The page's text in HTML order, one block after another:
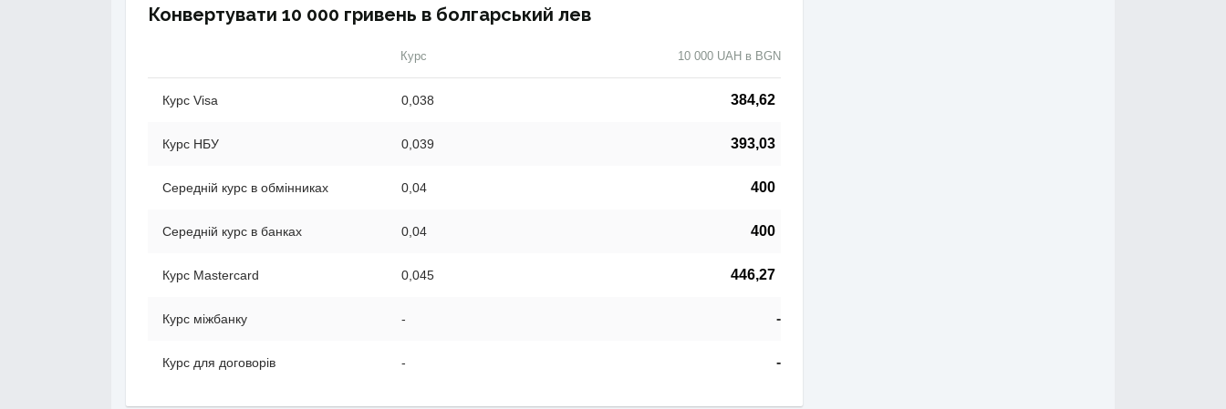
Конвертувати 10 000 гривень в болгарський лев
Курс 10 000 UAH в BGN
Курс Visa 0,038 384,62
Курс НБУ 0,039 393,03
Середній курс в обмінниках 0,04 400
Середній курс в банках 0,04 400
Курс Mastercard 0,045 446,27
Курс міжбанку - -
Курс для договорів - -